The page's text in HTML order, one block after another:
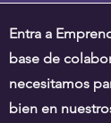
Entra a
base de
necesitamos
bien en